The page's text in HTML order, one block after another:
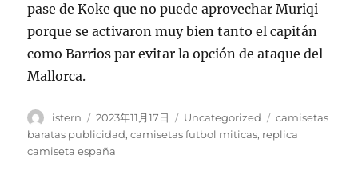
pase de Koke que no puede aprovechar Muriqi
porque se activaron muy bien tanto el capitán
como Barrios par evitar la opción de ataque del
Mallorca.
Autor
istern
Publicado
el
2023年11月17日 Categorías
Uncategorized Etiquetas
camisetas
baratas publicidad,camisetas futbol miticas, replica
camiseta españa